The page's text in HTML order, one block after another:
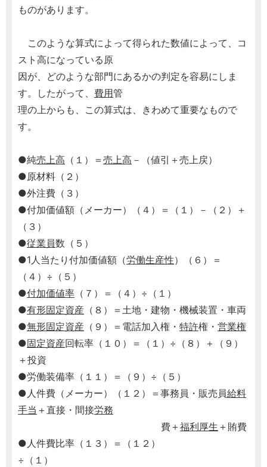
ものがあります。
このような算式によって得られた数値によって、コ
スト高になっている原
因が、どのような部門にあるかの判定を容易にしま
す。したがって、 費用管
理の上からも、この算式は、きわめて重要なもので
す。
●純売上高 （１）＝ 売上高 －（値引＋売上戻）
●原材料（２）
●外注費（３）
●付加価値額（メーカー）（４）＝（１）－（２）＋
（３）
●従業員数（５）
●1人当たり付加価値額（労働生産性）（６）＝
（４）÷（５）
●付加価値率 （７）＝（４）÷（１）
●有形固定資産 （８）＝土地・建物・機械装置・車両
●無形固定資産 （９）＝電話加入権・ 特許権・ 営業権
●固定資産回転率（１０）＝（１）÷（８）＋（９）
＋投資
●労働装備率（１１）＝（９）÷（５）
●人件費（メーカー）（１２）＝事務員・販売員給料
手当 ＋直接・間接労務
費＋福利厚生 ＋賄費
●人件費比率（１３）＝（１２）
÷（１）